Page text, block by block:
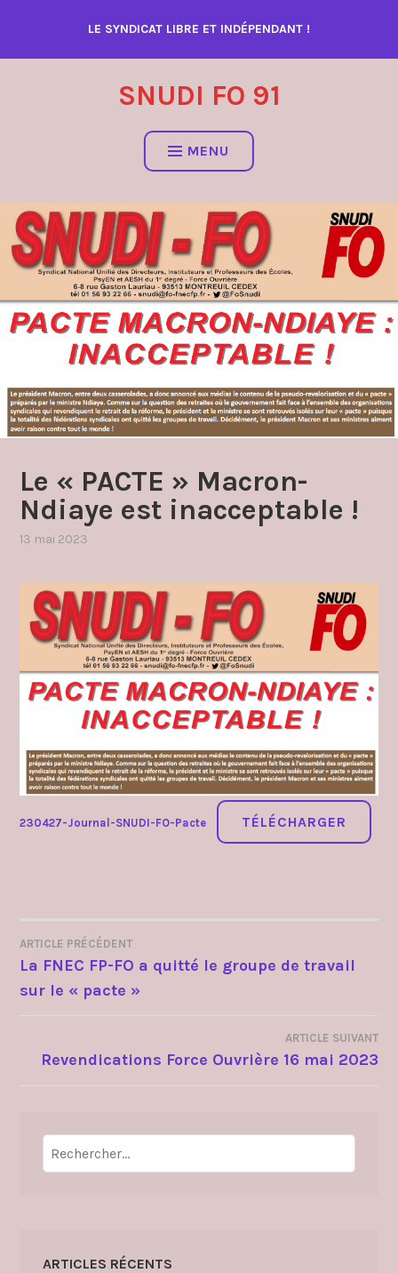
contenu
LE SYNDICAT LIBRE ET INDÉPENDANT !
SNUDI FO 91
MENU
Le « PACTE » Macron-
Ndiaye est inacceptable !
13 mai 2023
salaire
prime
revenus
230427-Journal-SNUDI-FO-Pacte TÉLÉCHARGER
NAVIGATION
DE
ARTICLE PRÉCÉDENT
La FNEC FP-FO a quitté le groupe de travail
sur le « pacte »
ARTICLE SUIVANT
Revendications Force Ouvrière 16 mai 2023
Rechercher :
ARTICLES RÉCENTS